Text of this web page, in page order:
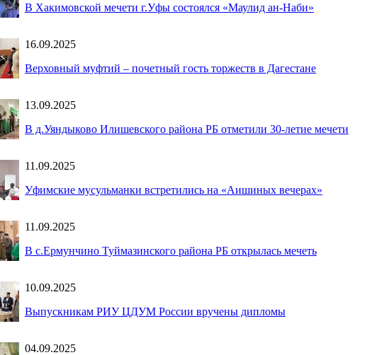
В Хакимовской мечети г.Уфы состоялся «Маулид ан-Наби»
16.09.2025
Верховный муфтий – почетный гость торжеств в Дагестане
13.09.2025
В д.Уяндыково Илишевского района РБ отметили 30-летие мечети
11.09.2025
Уфимские мусульманки встретились на «Аишиных вечерах»
11.09.2025
В с.Ермунчино Туймазинского района РБ открылась мечеть
10.09.2025
Выпускникам РИУ ЦДУМ России вручены дипломы
04.09.2025